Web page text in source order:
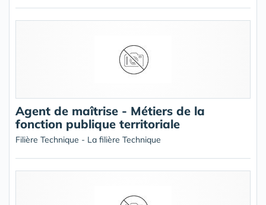
Agent de maîtrise - Métiers de la
fonction publique territoriale
Filière Technique - La filière Technique